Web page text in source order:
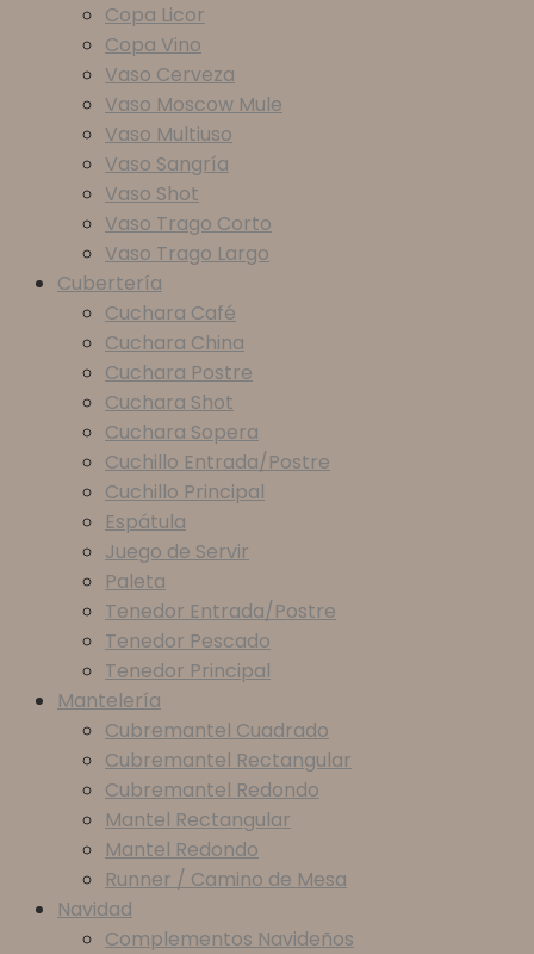
Copa Licor
Copa Vino
Vaso Cerveza
Vaso Moscow Mule
Vaso Multiuso
Vaso Sangría
Vaso Shot
Vaso Trago Corto
Vaso Trago Largo
Cubertería
Cuchara Café
Cuchara China
Cuchara Postre
Cuchara Shot
Cuchara Sopera
Cuchillo Entrada/Postre
Cuchillo Principal
Espátula
Juego de Servir
Paleta
Tenedor Entrada/Postre
Tenedor Pescado
Tenedor Principal
Mantelería
Cubremantel Cuadrado
Cubremantel Rectangular
Cubremantel Redondo
Mantel Rectangular
Mantel Redondo
Runner / Camino de Mesa
Navidad
Complementos Navideños